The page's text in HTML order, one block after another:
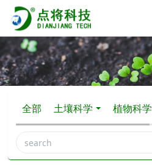
全部 土壤科学 植物科学